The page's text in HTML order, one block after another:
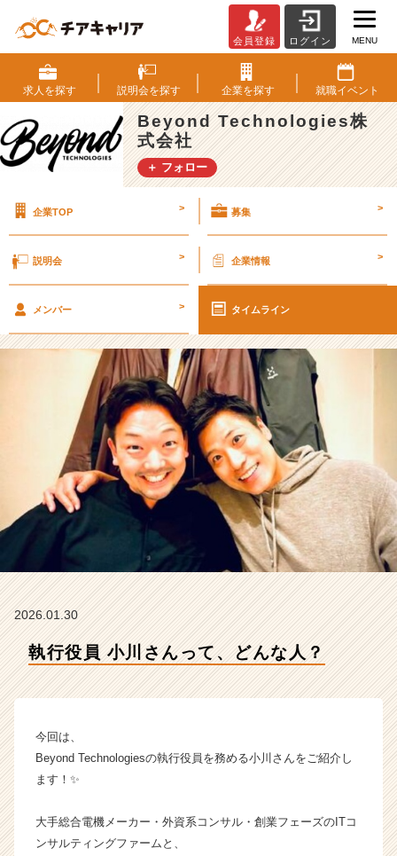
行
役
員
小
川
さ
ん
ど
人？
y
o
n
d
e
c
h
n
o
l
o
g
株
式
社
イ
ン】
会員登録 ログイン MENU
求人を探す 説明会を探す 企業を探す 就職イベント
Beyond Technologies株
式会社
＋ フォロー
企業TOP > 募集 >
説明会 > 企業情報 >
メンバー > タイムライン
2026.01.30
執行役員 小川さんって、どんな人？
今回は、
Beyond Technologiesの執行役員を務める小川さんをご紹介し
ます！✨
大手総合電機メーカー・外資系コンサル・創業フェーズのITコ
ンサルティングファームと、